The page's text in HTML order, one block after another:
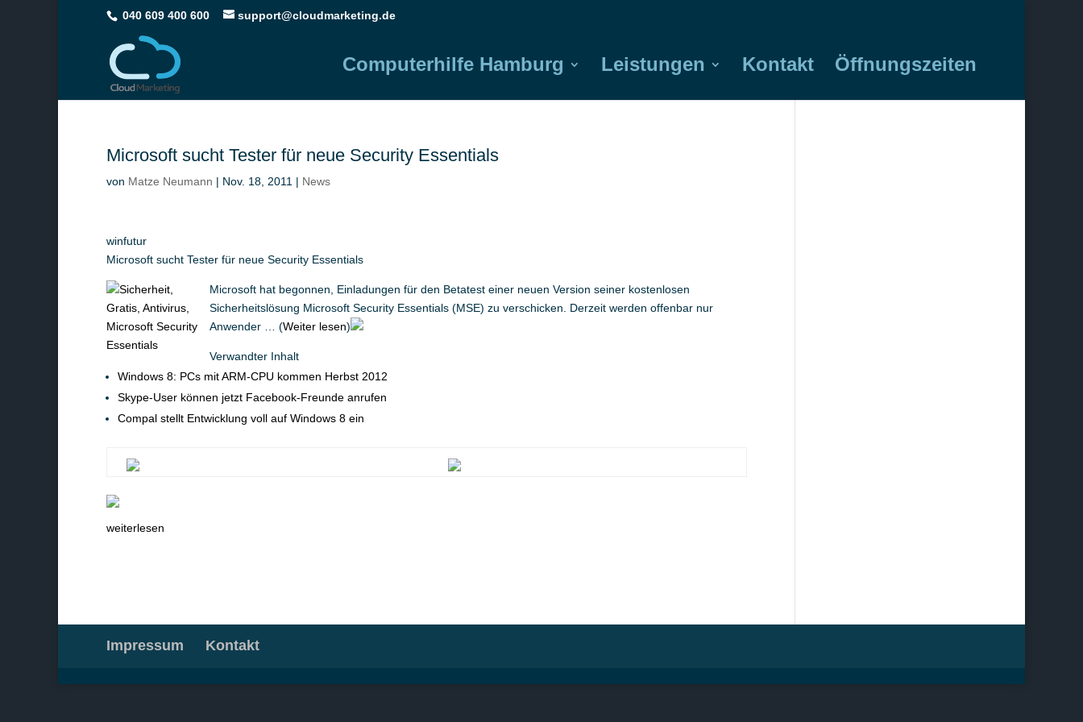
040 609 400 600 support@cloudmarketing.de
Computerhilfe Hamburg Leistungen Kontakt Öffnungszeiten
Microsoft sucht Tester für neue Security Essentials
von Matze Neumann | Nov. 18, 2011 | News
winfutur
Microsoft sucht Tester für neue Security Essentials
Microsoft hat begonnen, Einladungen für den Betatest einer neuen Version seiner kostenlosen
Sicherheitslösung Microsoft Security Essentials (MSE) zu verschicken. Derzeit werden offenbar nur
Anwender … (Weiter lesen)
Verwandter Inhalt
Windows 8: PCs mit ARM-CPU kommen Herbst 2012
Skype-User können jetzt Facebook-Freunde anrufen
Compal stellt Entwicklung voll auf Windows 8 ein
weiterlesen
Impressum Kontakt